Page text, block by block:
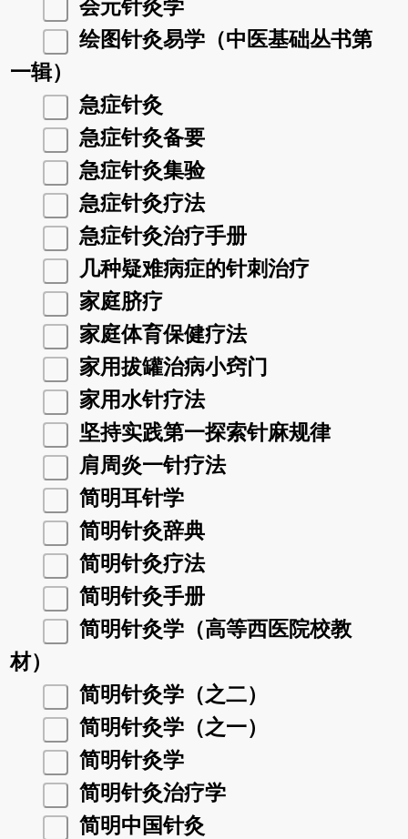
会元针灸学
绘图针灸易学（中医基础丛书第
一辑）
急症针灸
急症针灸备要
急症针灸集验
急症针灸疗法
急症针灸治疗手册
几种疑难病症的针刺治疗
家庭脐疗
家庭体育保健疗法
家用拔罐治病小窍门
家用水针疗法
坚持实践第一探索针麻规律
肩周炎一针疗法
简明耳针学
简明针灸辞典
简明针灸疗法
简明针灸手册
简明针灸学（高等西医院校教
材）
简明针灸学（之二）
简明针灸学（之一）
简明针灸学
简明针灸治疗学
简明中国针灸